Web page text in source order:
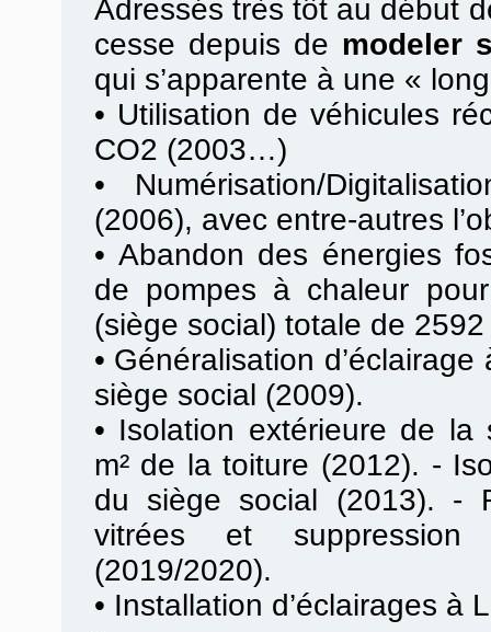
Adressés très tôt au début
cesse depuis de modeler
qui s’apparente à une «
• Utilisation de véhicules
CO2 (2003…)
• Numérisation/
(2006), avec entre-autres
• Abandon des énergies
de pompes à chaleur
(siège social) totale de 2592
• Généralisation
siège social (2009).
• Isolation extérieure de la
m² de la toiture (2012). -
du siège social (2013). -
vitrées et
(2019/2020).
• Installation d’éclairages à